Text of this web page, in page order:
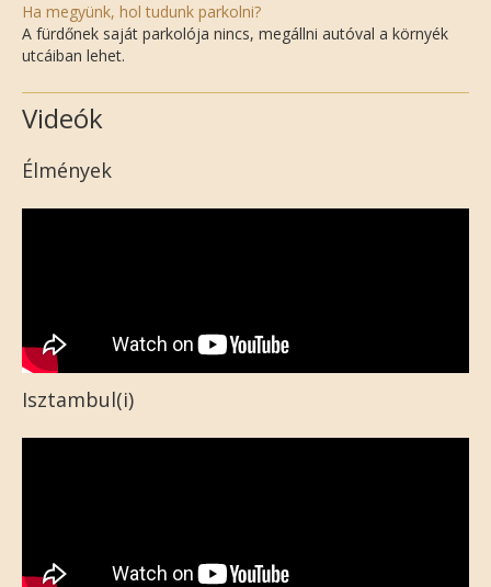
Ha megyünk, hol tudunk parkolni?
A fürdőnek saját parkolója nincs, megállni autóval a környék
utcáiban lehet.
Videók
Élmények
Isztambul(i)